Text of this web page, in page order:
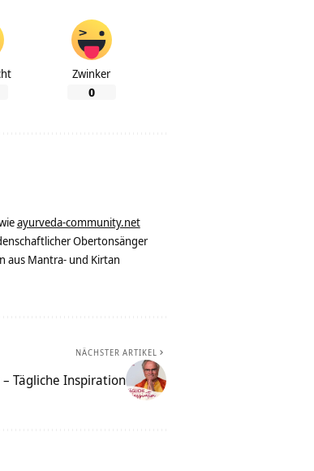
Zwinker
0
ayurveda-community.net
Obertonsänger
aus Mantra- und Kirtan
NÄCHSTER ARTIKEL
Tägliche Inspiration